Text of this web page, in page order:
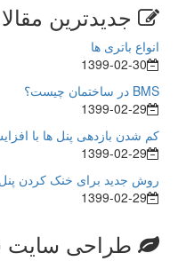
جدیدترین
انواع باتری ها
1399-02-30
BMS در ساختمان چیست؟
1399-02-29
کم شدن بازدهی پنل ها با
1399-02-29
روش جدید برای خنک کردن
1399-02-29
طراحی سایت